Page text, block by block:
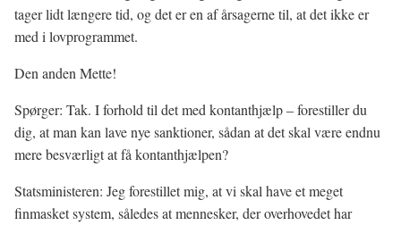
tager lidt længere tid, og det er en af årsagerne til, at det ikke er
med i lovprogrammet.
Den anden Mette!
Spørger: Tak. I forhold til det med kontanthjælp – forestiller du
dig, at man kan lave nye sanktioner, sådan at det skal være endnu
mere besværligt at få kontanthjælpen?
Statsministeren: Jeg forestillet mig, at vi skal have et meget
finmasket system, således at mennesker, der overhovedet har